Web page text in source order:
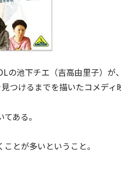
の池下チエ（吉高由里子）が
つけるまでを描いたコメディ
ある。
とが多いということ。